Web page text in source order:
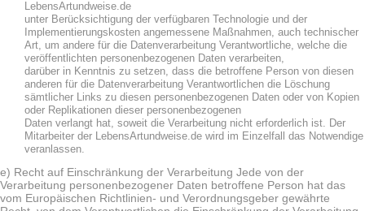
LebensArtundweise.de
unter Berücksichtigung der verfügbaren Technologie und der
Implementierungskosten angemessene Maßnahmen, auch technischer
Art, um andere für die Datenverarbeitung Verantwortliche, welche die
veröffentlichten personenbezogenen Daten verarbeiten,
darüber in Kenntnis zu setzen, dass die betroffene Person von diesen
anderen für die Datenverarbeitung Verantwortlichen die Löschung
sämtlicher Links zu diesen personenbezogenen Daten oder von Kopien
oder Replikationen dieser personenbezogenen
Daten verlangt hat, soweit die Verarbeitung nicht erforderlich ist. Der
Mitarbeiter der LebensArtundweise.de wird im Einzelfall das Notwendige
veranlassen.
e) Recht auf Einschränkung der Verarbeitung Jede von der
Verarbeitung personenbezogener Daten betroffene Person hat das
vom Europäischen Richtlinien- und Verordnungsgeber gewährte